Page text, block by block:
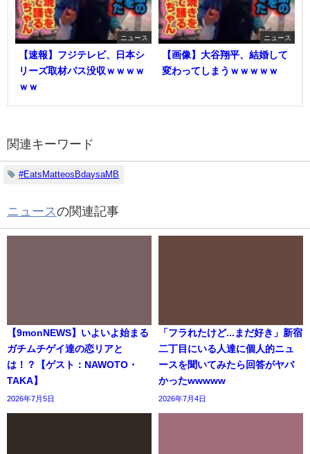
ニュース
【速報】フジテレビ、日本シ
リーズ取材パス没収ｗｗｗｗ
ｗｗ
ニュース
【画像】大谷翔平、結婚して
変わってしまうｗｗｗｗｗ
関連キーワード
#EatsMatteosBdaysaMB
ニュース の関連記事
【9monNEWS】いよいよ始まる
ガチムチゲイ達の恋リアと
は！？【ゲスト：NAWOTO・
TAKA】
2026年7月5日
「フラれたけど...まだ好き」新宿
二丁目にいる人達に個人的ニュ
ースを聞いてみたら回答がヤバ
かったwwwww
2026年7月4日